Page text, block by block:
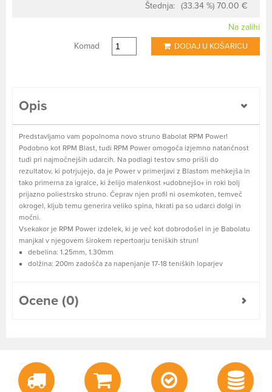
Štednja: (33.34 %) 70.00 €
Na zalihi
Komad
DODAJ U KOŠARICU
Opis
Predstavljamo vam popolnoma novo struno Babolat RPM Power!
Podobno kot RPM Blast, tudi RPM Power omogoča izjemno natančnost
tudi pri najmočnejših udarcih. Na podlagi testov smo prišli do
rezultatov, ki potrjujejo, da je Power v primerjavi z Blastom mehkejša in
tako primerna za igralce, ki želijo malenkost »udobnejšo« in roki bolj
prijazno poliestrsko struno. Čeprav njen profil ni osemkoten, temveč
okrogel, kljub temu generira veliko spina, hkrati pa so udarci dolgi in
močni.
Vsekakor je RPM Power izdelek, ki je več kot dobrodošel in je Babolatu
manjkal v njegovem širokem repertoarju teniških strun!
debelina: 1.25mm, 1.30mm
dolžina: 200m zadošča za napenjanje 17-18 teniških loparjev
Ocene (0)